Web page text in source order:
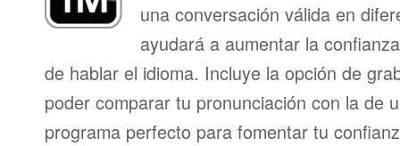
una conversación válida en
ayudará a aumentar la
de hablar el idioma. Incluye la opción de
poder comparar tu pronunciación con la de
programa perfecto para fomentar tu